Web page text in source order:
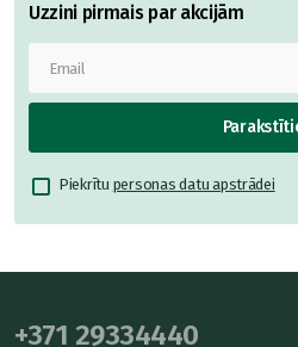
Uzzini pirmais par akcijām
Piekrītu personas datu apstrādei
+371 29334440